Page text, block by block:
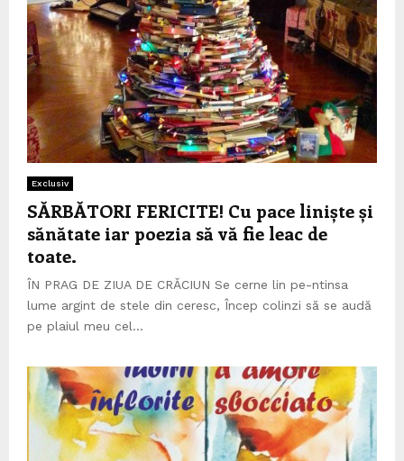
Exclusiv
SĂRBĂTORI FERICITE! Cu pace liniște și
sănătate iar poezia să vă fie leac de
toate.
ÎN PRAG DE ZIUA DE CRĂCIUN Se cerne lin pe-ntinsa
lume argint de stele din ceresc, Încep colinzi să se audă
pe plaiul meu cel...